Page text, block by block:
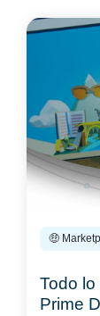
🤑
Todo
Prime